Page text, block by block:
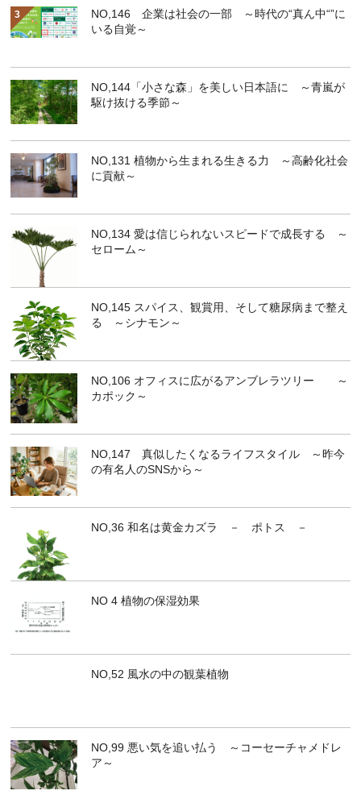
NO,146 企業は社会の一部 ～時代の“真ん中“”に
いる自覚～
NO,144「小さな森」を美しい日本語に ～青嵐が
駆け抜ける季節～
NO,131 植物から生まれる生きる力 ～高齢化社会
に貢献～
NO,134 愛は信じられないスピードで成長する ～
セローム～
NO,145 スパイス、観賞用、そして糖尿病まで整え
る ～シナモン～
NO,106 オフィスに広がるアンブレラツリー ～
カポック～
NO,147 真似したくなるライフスタイル ～昨今
の有名人のSNSから～
NO,36 和名は黄金カズラ － ポトス －
NO 4 植物の保湿効果
NO,52 風水の中の観葉植物
NO,99 悪い気を追い払う ～コーセーチャメドレ
ア～